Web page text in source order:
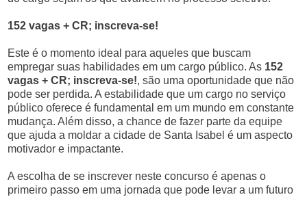
152 vagas + CR; inscreva-se!
Este é o momento ideal para aqueles que buscam
empregar suas habilidades em um cargo público. As 152
vagas + CR; inscreva-se!, são uma oportunidade que não
pode ser perdida. A estabilidade que um cargo no serviço
público oferece é fundamental em um mundo em constante
mudança. Além disso, a chance de fazer parte da equipe
que ajuda a moldar a cidade de Santa Isabel é um aspecto
motivador e impactante.
A escolha de se inscrever neste concurso é apenas o
primeiro passo em uma jornada que pode levar a um futuro